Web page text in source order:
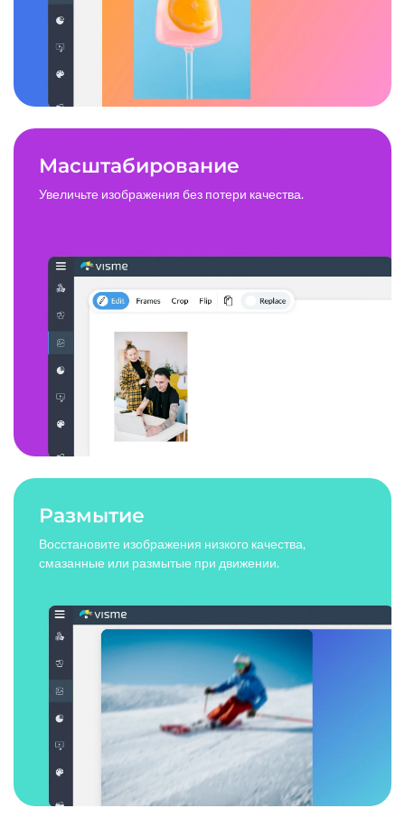
Масштабирование
Увеличьте изображения без потери качества.
Размытие
Восстановите изображения низкого качества,
смазанные или размытые при движении.